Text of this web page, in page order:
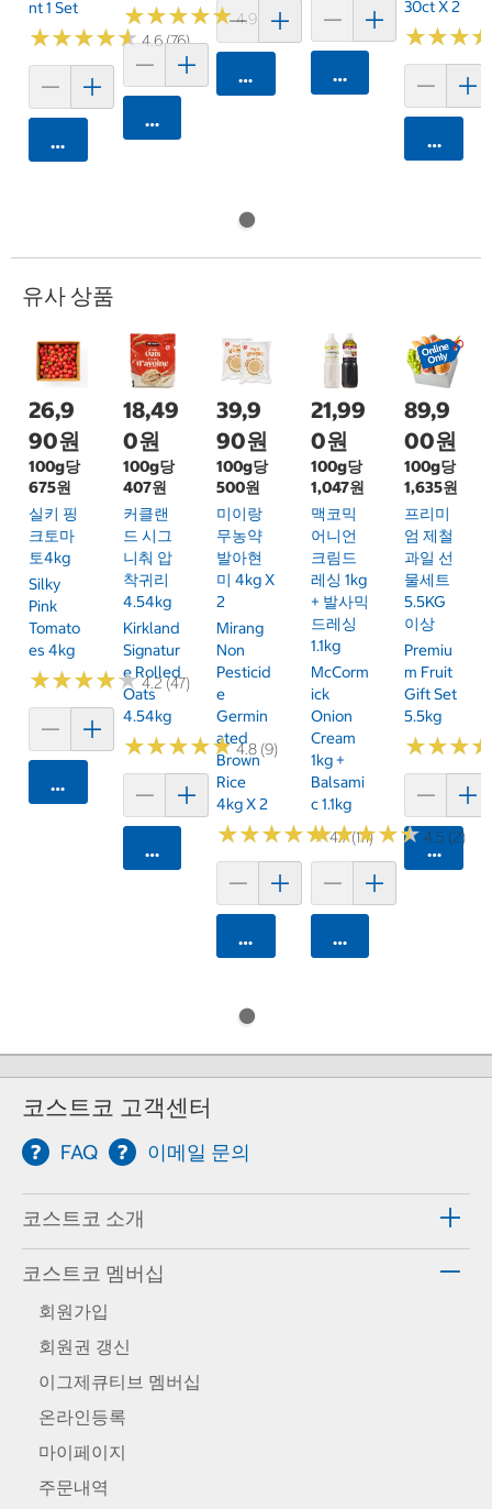
Nt 1 Set
★★★★★
★★★★★4.6 (76)
카트에 담기
★★★★★
★★★★★4.9 (13)
카트에 담기
카트에 담기 카트에 담기
30ct X 2
★★★
★★★
카트에
유사 상품
26,9
90원
100g당
675원
실키 핑
크토마
토4kg
Silky
Pink
Tomato
Es 4kg
★★★★★
★★★★★4.2 (47)
카트에 담기
18,49
0원
100g당
407원
커클랜
드 시그
니춰 압
착귀리
4.54kg
Kirkland
Signatur
E Rolled
Oats
4.54kg
★★★★★
★★★★★4.8 (9)
카트에 담기
39,9
90원
100g당
500원
미이랑
무농약
발아현
미 4kg X
2
Mirang
Non
Pesticid
E
Germin
Ated
Brown
Rice
4kg X 2
★★★★★
★★★★★4.7 (111)
카트에 담기
21,99
0원
100g당
1,047원
맥코믹
어니언
크림드
레싱 1kg
+ 발사믹
드레싱
1.1kg
McCorm
Ick
Onion
Cream
1kg +
Balsami
C 1.1kg
★★★★★
★★★★★4.5 (2)
카트에 담기
89,9
00원
100g당
1,635원
프리미
엄 제철
과일 선
물세트
5.5KG
이상
Premiu
M Fruit
Gift Set
5.5kg
★★★
★★★
카트에
코스트코 고객센터
FAQ 이메일 문의
코스트코 소개
코스트코 멤버십
회원가입
회원권 갱신
이그제큐티브 멤버십
온라인등록
마이페이지
주문내역